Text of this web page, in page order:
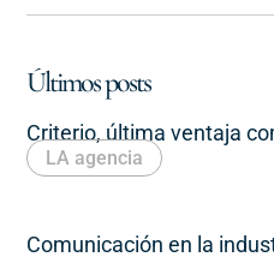
Últimos posts
Criterio, última ventaja
LA agencia
Comunicación en la